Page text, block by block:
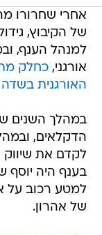
אחרי שחרורו
של הקיבוץ,
למנהל הענף,
אורגני,כחלק
האורגנית בשדה
במהלך השנים
לקדם את שיווק
בענף היה יוסף
למטע רכוב על
של אהרון.